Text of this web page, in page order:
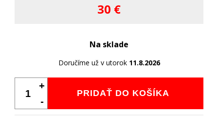
30 €
Na sklade
Doručíme už v utorok 11.8.2026
PRIDAŤ DO KOŠÍKA
+
-